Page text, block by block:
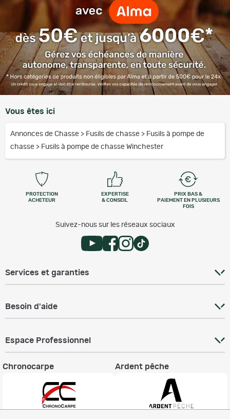
Vous êtes ici
Annonces de Chasse > Fusils de chasse > Fusils à pompe de
chasse > Fusils à pompe de chasse Winchester
PROTECTION
ACHETEUR
EXPERTISE
& CONSEIL
PRIX BAS &
PAIEMENT EN PLUSIEURS
FOIS
Suivez-nous sur les réseaux sociaux
Services et garanties
Besoin d'aide
Espace Professionnel
Chronocarpe Ardent pêche